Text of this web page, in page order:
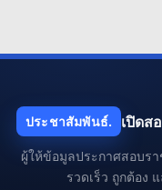
ประชาสัมพันธ์. เปิดส
ผู้ให้ข้อมูลประกาศสอบร
รวดเร็ว ถูกต้อง